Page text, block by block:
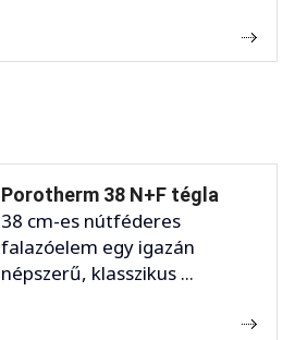
Porotherm 38 N+F tégla
38 cm-es nútféderes
falazóelem egy igazán
népszerű, klasszikus ...